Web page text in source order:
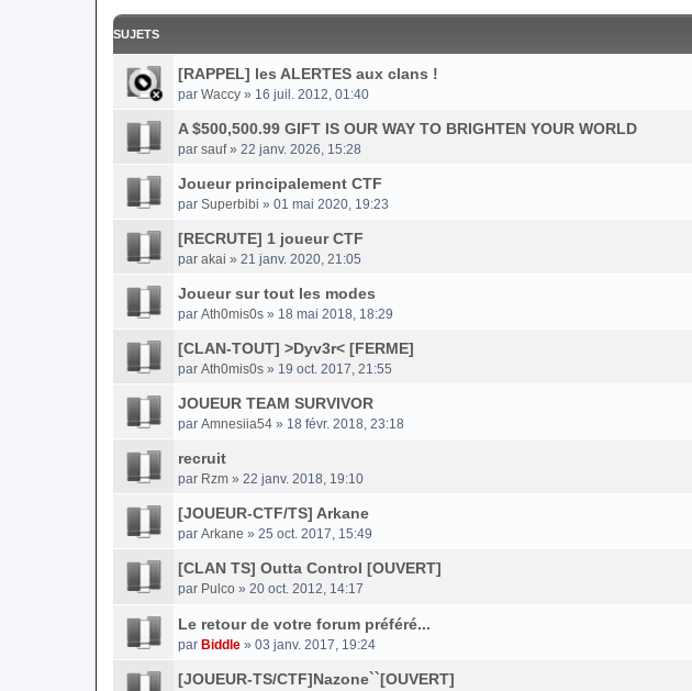
SUJETS
[RAPPEL] les ALERTES aux clans !
par Waccy » 16 juil. 2012, 01:40
A $500,500.99 GIFT IS OUR WAY TO BRIGHTEN YOUR WORLD
par sauf» 22 janv. 2026, 15:28
Joueur principalement CTF
par Superbibi » 01 mai 2020, 19:23
[RECRUTE] 1 joueur CTF
par akai » 21 janv. 2020, 21:05
Joueur sur tout les modes
par Ath0mis0s » 18 mai 2018, 18:29
[CLAN-TOUT] >Dyv3r< [FERME]
par Ath0mis0s » 19 oct. 2017, 21:55
JOUEUR TEAM SURVIVOR
par Amnesiia54 » 18 févr. 2018, 23:18
recruit
par Rzm » 22 janv. 2018, 19:10
[JOUEUR-CTF/TS] Arkane
par Arkane » 25 oct. 2017, 15:49
[CLAN TS] Outta Control [OUVERT]
par Pulco » 20 oct. 2012, 14:17
Le retour de votre forum préféré...
par Biddle » 03 janv. 2017, 19:24
[JOUEUR-TS/CTF]Nazone``[OUVERT]